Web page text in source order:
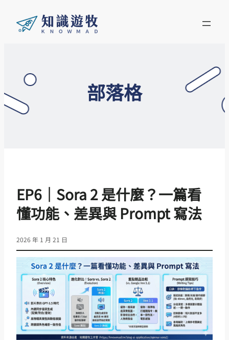
部落格
EP6｜Sora 2 是什麼？一篇看
懂功能、差異與 Prompt 寫法
2026 年 1 月 21 日